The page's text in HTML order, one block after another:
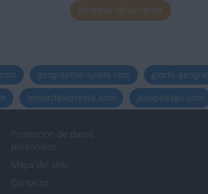
Informar de un error
geographie-spiele.com giochi-
lemurdelapresse.com jeuxpedago.com
Protección de datos
personales
Mapa del sitio
Contacto